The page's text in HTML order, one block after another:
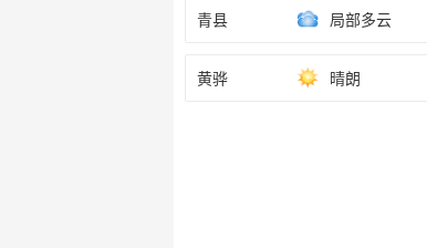
青县 局部多云
黄骅 晴朗